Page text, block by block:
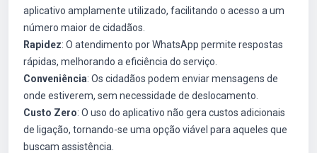
aplicativo amplamente utilizado, facilitando o acesso a um
número maior de cidadãos.
Rapidez: O atendimento por WhatsApp permite respostas
rápidas, melhorando a eficiência do serviço.
Conveniência: Os cidadãos podem enviar mensagens de
onde estiverem, sem necessidade de deslocamento.
Custo Zero: O uso do aplicativo não gera custos adicionais
de ligação, tornando-se uma opção viável para aqueles que
buscam assistência.